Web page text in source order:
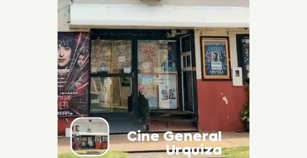
rquizasj/
POR MAS INFORMACION
+54 9 (3447) 45 2278 (WhatsApp)
Cine y Teatro Urquiza. Dirección:
25 de mayo 1849, Villa San José,
Entre Ríos.
Cine General
Urquiza